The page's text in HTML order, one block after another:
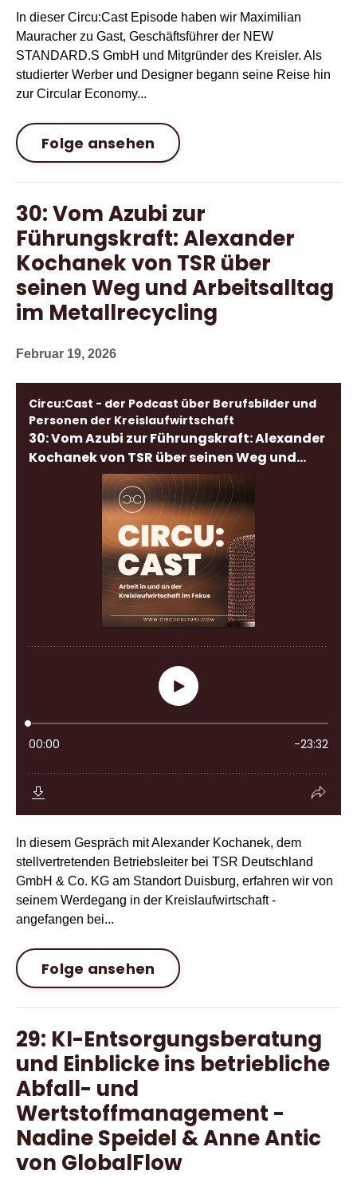
In dieser Circu:Cast Episode haben wir Maximilian
Mauracher zu Gast, Geschäftsführer der NEW
STANDARD.S GmbH und Mitgründer des Kreisler. Als
studierter Werber und Designer begann seine Reise hin
zur Circular Economy...
Folge ansehen
30: Vom Azubi zur
Führungskraft: Alexander
Kochanek von TSR über
seinen Weg und Arbeitsalltag
im Metallrecycling
Februar 19, 2026
In diesem Gespräch mit Alexander Kochanek, dem
stellvertretenden Betriebsleiter bei TSR Deutschland
GmbH & Co. KG am Standort Duisburg, erfahren wir von
seinem Werdegang in der Kreislaufwirtschaft -
angefangen bei...
Folge ansehen
29: KI-Entsorgungsberatung
und Einblicke ins betriebliche
Abfall- und
Wertstoffmanagement -
Nadine Speidel & Anne Antic
von GlobalFlow